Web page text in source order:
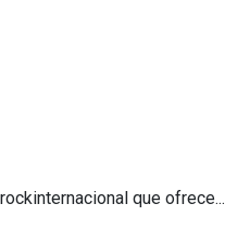
que ofrece...